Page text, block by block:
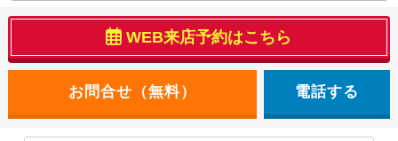
WEB来店予約はこちら
電話する